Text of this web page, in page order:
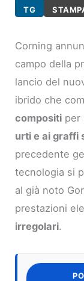
TG
Corning
campo della
lancio del
ibrido che
compositi per
urti e ai graffi
precedente
tecnologia si
al già noto
prestazioni
irregolari.